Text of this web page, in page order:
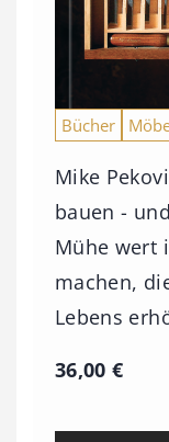
Bücher
Mike
bauen -
Mühe wert
machen,
Lebens
36,00€